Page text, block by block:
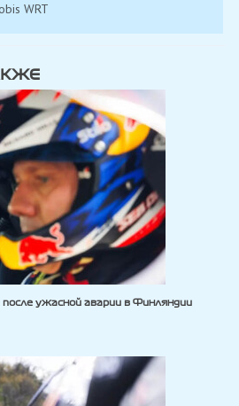
WRT
ужасной аварии в Финляндии